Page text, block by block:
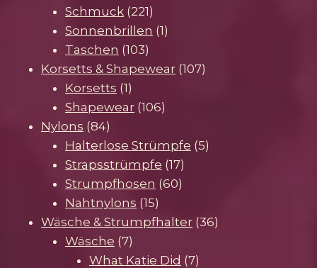
Schmuck 221221
Produkte
Sonnenbrillen 11
Taschen 103103
Produkte
Korsetts & Shapewear 107107
Korsetts 11
Produkt
Shapewear 106106
Nylons 8484
Produkte
Halterlose Strümpfe 55
Strapsstrümpfe 1717
Produkte
Strumpfhosen 6060
Nahtnylons 1515
Produkte
Wäsche & Strumpfhalter 3636
Wäsche 77
Produkte
What Katie Did 77